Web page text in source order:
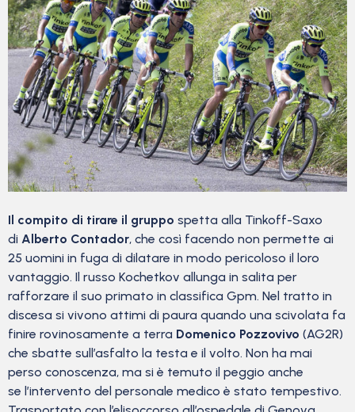
Il compito di tirare il gruppo spetta alla Tinkoff-Saxo
di Alberto Contador, che così facendo non permette ai
25 uomini in fuga di dilatare in modo pericoloso il loro
vantaggio. Il russo Kochetkov allunga in salita per
rafforzare il suo primato in classifica Gpm. Nel tratto in
discesa si vivono attimi di paura quando una scivolata fa
finire rovinosamente a terra Domenico Pozzovivo (AG2R)
che sbatte sull’asfalto la testa e il volto. Non ha mai
perso conoscenza, ma si è temuto il peggio anche
se l’intervento del personale medico è stato tempestivo.